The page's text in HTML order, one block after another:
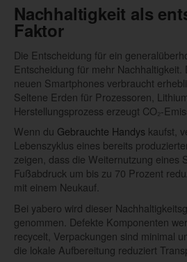
Nachhaltigkeit als
Faktor
Die Entscheidung für ein
Entscheidung für mehr Nachhaltigkeit.
neuen Smartphones verbraucht
Seltene Erden für Prozessoren,
Herstellungsprozess erzeugt CO₂-
Wenn du Gebrauchte Handys kaufst,
Lebenszyklus eines bereits
zeigen, dass die Weiternutzung eines
Fußabdruck um bis zu 70 Prozent
mit einem Neukauf.
Bei yabero wird dieser
genommen. Defekte Komponenten
recycelt, Verpackungen sind minimal
die lokale Aufbereitung reduziert